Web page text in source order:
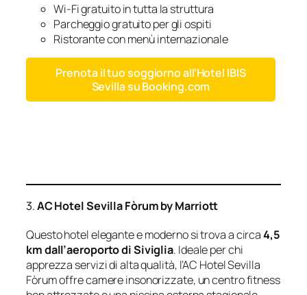
Wi-Fi gratuito in tutta la struttura
Parcheggio gratuito per gli ospiti
Ristorante con menù internazionale
Prenota il tuo soggiorno all’Hotel IBIS
Sevilla su Booking.com
3.AC Hotel Sevilla Fòrum by Marriott
Questo hotel elegante e moderno si trova a circa4,5
km dall’aeroporto di Siviglia. Ideale per chi
apprezza servizi di alta qualità, l’AC Hotel Sevilla
Fòrum offre camere insonorizzate, un centro fitness